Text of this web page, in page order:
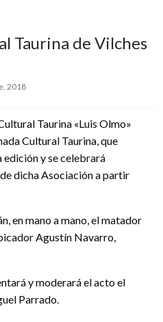
Taurina de Vilches
2018
Taurina «Luis Olmo»
Cultural Taurina, que
edición y se celebrará
dicha Asociación a partir
en mano a mano, el matador
Agustín Navarro,
y moderará el acto el
Parrado.